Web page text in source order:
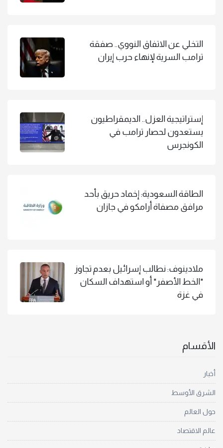
التخلي عن الاتفاق النووي.. صفقة
ترامب السرية لإنهاء حرب إيران
إستراتيجية العزل.. الديمقراطيون
يستعدون لحصار ترامب في
الكونجرس
الطاقة السعودية: إخماد حريق بأحد
مرافق مصفاة أرامكو في جازان
ملادينوف: نطالب إسرائيل بعدم تجاوز
"الخط الأصفر" أو استهداف السكان
في غزة
الأقسام
أخبار
الشرق الأوسط
حول العالم
عالم الاقتصاد